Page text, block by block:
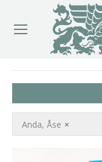
×
Anda, Åse